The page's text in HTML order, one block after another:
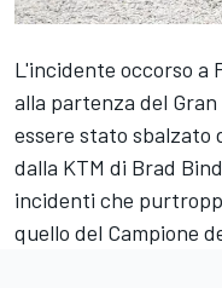
L'incidente occorso a
alla partenza del
essere stato sbalzato
dalla KTM di Brad
incidenti che
quello del Campione